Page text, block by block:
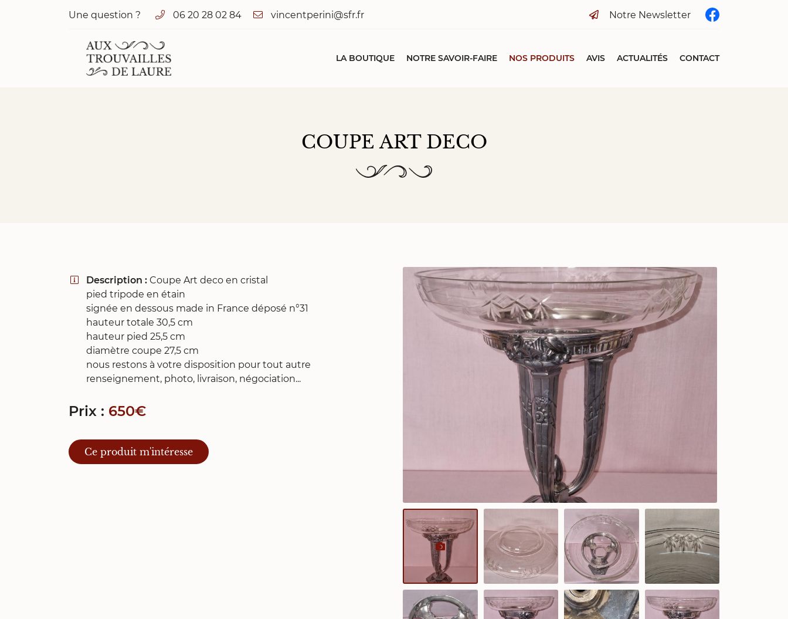
Une question ? 06 20 28 02 84 Notre Newsletter
LA BOUTIQUE NOTRE SAVOIR-FAIRE NOS PRODUITS AVIS ACTUALITÉS CONTACT
72320 Valennes
Rafraîchir le captcha
En cochant cette case, vous consentez à recevoir nos propositions commerciales
à l'adresse email indiqué ci-dessus. Vous pouvez vous désinscrire à tout moment
le formulaire de désinscription
Inscription
COUPE ART DECO
 Description : Coupe Art deco en cristal
pied tripode en étain
signée en dessous made in France déposé n°31
hauteur totale 30,5 cm
hauteur pied 25,5 cm
diamètre coupe 27,5 cm
nous restons à votre disposition pour tout autre
renseignement, photo, livraison, négociation...
Prix : 650€
Ce produit m'intéresse